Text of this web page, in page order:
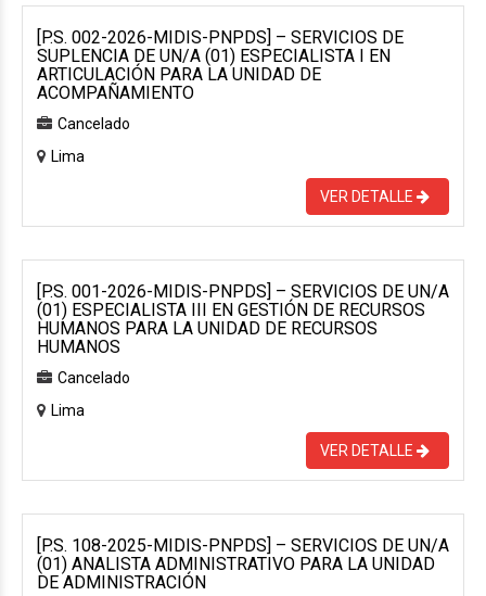
[P.S. 002-2026-MIDIS-PNPDS] – SERVICIOS DE
SUPLENCIA DE UN/A (01) ESPECIALISTA I EN
ARTICULACIÓN PARA LA UNIDAD DE
ACOMPAÑAMIENTO
Cancelado
Lima
VER DETALLE
[P.S. 001-2026-MIDIS-PNPDS] – SERVICIOS DE UN/A
(01) ESPECIALISTA III EN GESTIÓN DE RECURSOS
HUMANOS PARA LA UNIDAD DE RECURSOS
HUMANOS
Cancelado
Lima
VER DETALLE
[P.S. 108-2025-MIDIS-PNPDS] – SERVICIOS DE UN/A
(01) ANALISTA ADMINISTRATIVO PARA LA UNIDAD
DE ADMINISTRACIÓN